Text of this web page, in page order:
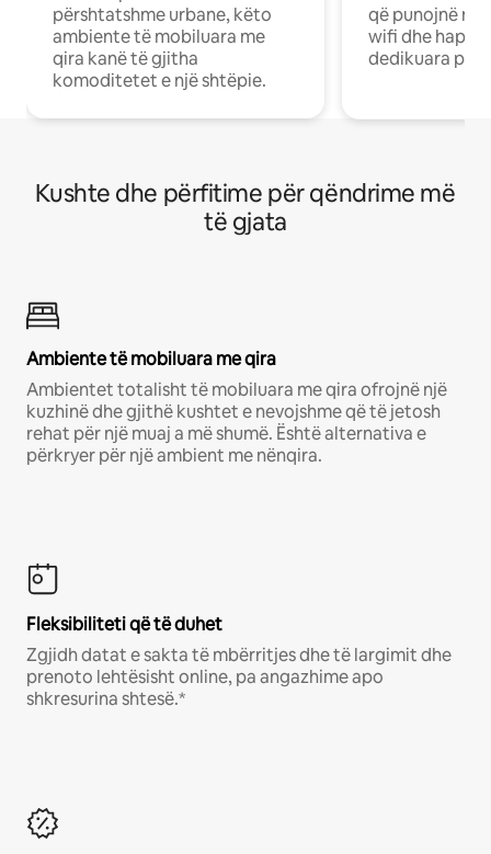
përshtatshme urbane, këto
ambiente të mobiluara me
qira kanë të gjitha
komoditetet e një shtëpie.
që punojnë në
wifi dhe
dedikuara
Kushte dhe përfitime për qëndrime më
të gjata
Ambiente të mobiluara me qira
Ambientet totalisht të mobiluara me qira ofrojnë një
kuzhinë dhe gjithë kushtet e nevojshme që të jetosh
rehat për një muaj a më shumë. Është alternativa e
përkryer për një ambient me nënqira.
Fleksibiliteti që të duhet
Zgjidh datat e sakta të mbërritjes dhe të largimit dhe
prenoto lehtësisht online, pa angazhime apo
shkresurina shtesë.*